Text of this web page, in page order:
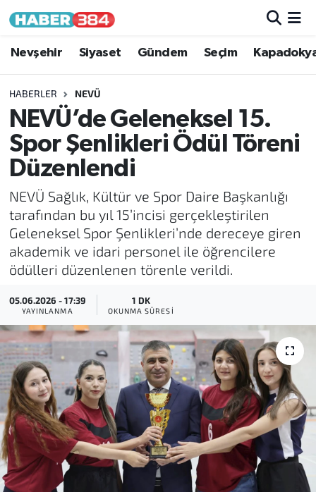
Nevşehir Siyaset Gündem Seçim
HABERLER NEVÜ
NEVÜ’de Geleneksel 15.
Spor Şenlikleri Ödül Töreni
Düzenlendi
NEVÜ Sağlık, Kültür ve Spor Daire Başkanlığı
tarafından bu yıl 15’incisi gerçekleştirilen
Geleneksel Spor Şenlikleri’nde dereceye giren
akademik ve idari personel ile öğrencilere
ödülleri düzenlenen törenle verildi.
05.06.2026 - 17:39
YAYINLANMA
1 DK
OKUNMA SÜRESI
Nöbetçi Eczaneler
Hava Durumu
Trafik Durumu
Süper Lig Puan Durumu ve Fikstür
Tüm Manşetler
Son Dakika Haberleri
Haber Arşivi